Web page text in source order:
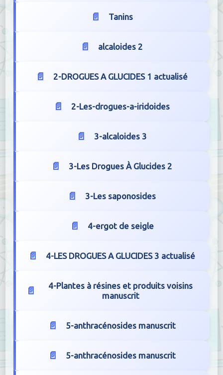
Tanins
alcaloides 2
2-DROGUES A GLUCIDES 1 actualisé
2-Les-drogues-a-iridoides
3-alcaloides 3
3-Les Drogues À Glucides 2
3-Les saponosides
4-ergot de seigle
4-LES DROGUES A GLUCIDES 3 actualisé
4-Plantes à résines et produits voisins
manuscrit
5-anthracénosides manuscrit
5-anthracénosides manuscrit